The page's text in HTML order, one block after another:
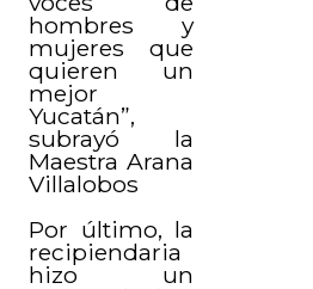
hombres y
mujeres que
quieren un
mejor
Yucatán”,
subrayó la
Maestra Arana
Villalobos
Por último, la
recipiendaria
hizo un